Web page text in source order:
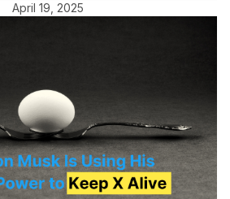
April 19, 2025